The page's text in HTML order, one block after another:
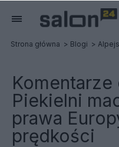
Strona główna Blogi
Piekielni
prawa
prędkości